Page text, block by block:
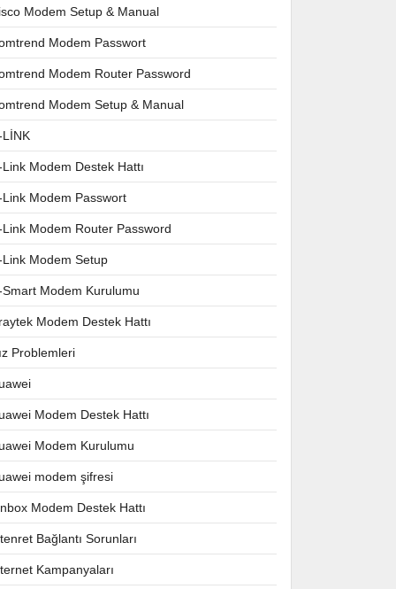
Modem Setup & Manual
Modem Passwort
Modem Router Password
Modem Setup & Manual
LİNK
Link Modem Destek Hattı
Link Modem Passwort
Link Modem Router Password
Link Modem Setup
Smart Modem Kurulumu
Modem Destek Hattı
Problemleri
Modem Destek Hattı
Modem Kurulumu
modem şifresi
Modem Destek Hattı
Bağlantı Sorunları
Kampanyaları